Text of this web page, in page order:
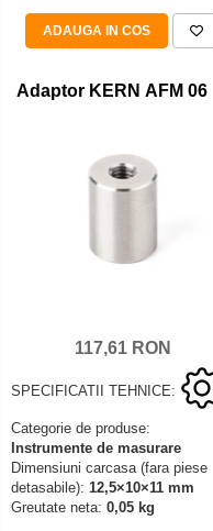
ADAUGA IN COS
Adaptor KERN AFM 06
117,61 RON
SPECIFICATII TEHNICE:
Categorie de produse:
Instrumente de masurare
Dimensiuni carcasa (fara piese
detasabile): 12,5×10×11 mm
Greutate neta: 0,05 kg